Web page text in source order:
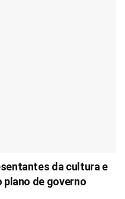
da cultura e
plano de governo